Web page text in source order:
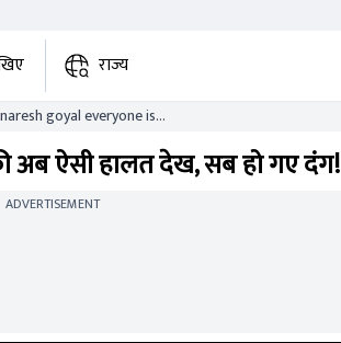
राज्य
goyal everyone is
अब ऐसी हालत देख, सब हो गए दंग!
ADVERTISEMENT